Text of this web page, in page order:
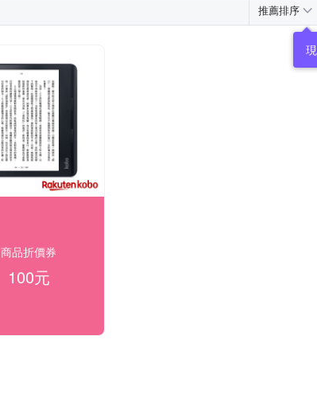
推薦排序
商品折價券
100元